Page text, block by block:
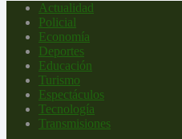
Actualidad
Policial
Economía
Deportes
Educación
Turismo
Espectáculos
Tecnología
Transmisiones